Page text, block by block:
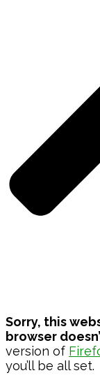
Sorry, this
browser
version of
you’ll be all set.